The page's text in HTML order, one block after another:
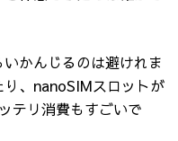
かんじるのは避けれま
、nanoSIMスロットが
テリ消費もすごいで